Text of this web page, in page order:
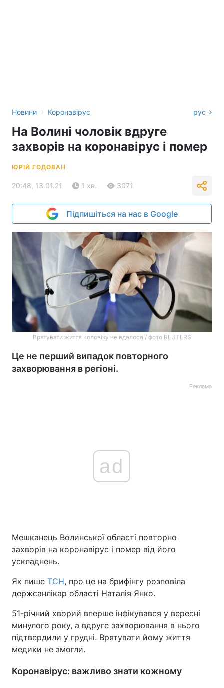
Новини › Коронавірус рус
На Волині чоловік вдруге
захворів на коронавірус і помер
ЮРІЙ ГОДОВАН
20:48, 13.01.21 1 хв. 3071
Підпишіться на нас в Google
Врятувати життя чоловіку не вдалося / фото REUTERS
Це не перший випадок повторного
захворювання в регіоні.
Реклама
ad
Мешканець Волинської області повторно
захворів на коронавірус і помер від його
ускладнень.
Як пише ТСН, про це на брифінгу розповіла
держсанлікар області Наталія Янко.
51-річний хворий вперше інфікувався у вересні
минулого року, а вдруге захворювання в нього
підтвердили у грудні. Врятувати йому життя
медики не змогли.
Коронавірус: важливо знати кожному